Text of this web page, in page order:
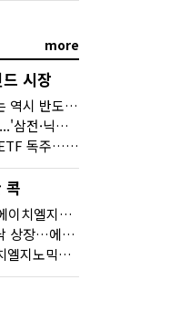
more
시장
변동성에도 키워드는 역시 반도체…신상품은 우주·방산
이번주만 50조 거래...'삼전·닉스 레버리지' 수익률은 -30%
단일종목 레버리지 ETF 독주…'증시 블랙홀'
콕
'공모가 상단 확정' 에이치엘지노믹스 청약
레몬헬스케어 코스닥 상장…에이치엘지노믹스 수요예측
코스닥 러시…에이치엘지노믹스 수요예측·레메디 청약